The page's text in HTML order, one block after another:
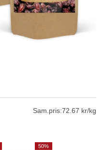
Sam.pris:72.67 kr/kg
50